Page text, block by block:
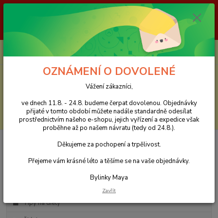
Vážení zákazníci, ve dnech 11.8. - 24.8. budeme čerpat dovolenou.
Objednávky přijaté v tomto období můžete nadále standardně odesílat
prostřednictvím našeho e-shopu, jejich vyřízení a expedice však proběhne
až po našem návratu (tedy od 24.8.). Děkujeme za pochopení a trpělivost.
CZK
Hledat
0
za0 Kč
Tipy na diety
OZNÁMENÍ O DOVOLENÉ
Vážení zákazníci,
ve dnech 11.8. - 24.8. budeme čerpat dovolenou. Objednávky
přijaté v tomto období můžete nadále standardně odesílat
prostřednictvím našeho e-shopu, jejich vyřízení a expedice však
proběhne až po našem návratu (tedy od 24.8.).
Děkujeme za pochopení a trpělivost.
Přejeme vám krásné léto a těšíme se na vaše objednávky.
Bylinky Maya
Zavřít